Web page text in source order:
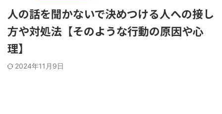
人の話を聞かないで決めつける人への接し
方や対処法【そのような行動の原因や心
理】
2024年11月9日